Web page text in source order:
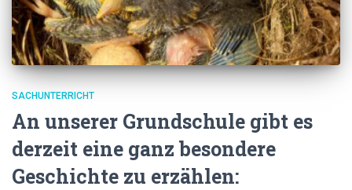
SACHUNTERRICHT
An unserer Grundschule gibt es
derzeit eine ganz besondere
Geschichte zu erzählen: